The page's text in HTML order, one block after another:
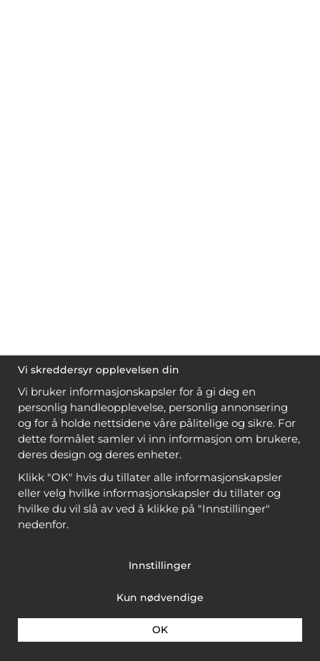
Vi skreddersyr opplevelsen din
Vi bruker informasjonskapsler for å gi deg en
personlig handleopplevelse, personlig annonsering
og for å holde nettsidene våre pålitelige og sikre. For
dette formålet samler vi inn informasjon om brukere,
deres design og deres enheter.
Klikk "OK" hvis du tillater alle informasjonskapsler
eller velg hvilke informasjonskapsler du tillater og
hvilke du vil slå av ved å klikke på "Innstillinger"
nedenfor.
Innstillinger
Kun nødvendige
OK